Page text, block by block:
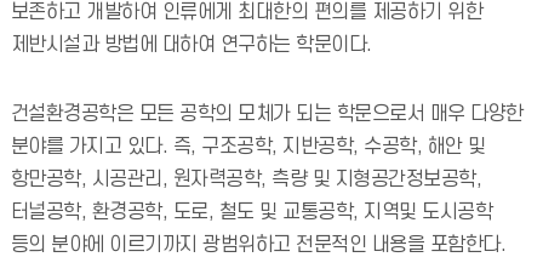
보존하고 개발하여 인류에게 최대한의 편의를 제공하기 위한
제반시설과 방법에 대하여 연구하는 학문이다.
건설환경공학은 모든 공학의 모체가 되는 학문으로서 매우 다양한
분야를 가지고 있다. 즉, 구조공학, 지반공학, 수공학, 해안 및
항만공학, 시공관리, 원자력공학, 측량 및 지형공간정보공학,
터널공학, 환경공학, 도로, 철도 및 교통공학, 지역및 도시공학
등의 분야에 이르기까지 광범위하고 전문적인 내용을 포함한다.